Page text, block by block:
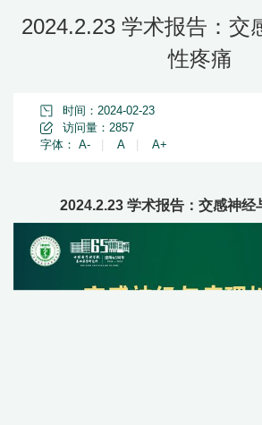
2024.2.23 学术报告：交
性疼痛
时间：2024-02-23
访问量： 2857
字体： A- A A+
2024.2.23 学术报告：交感神经